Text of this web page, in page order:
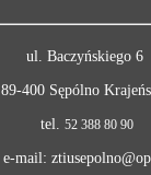
ul. Baczyńskiego 6
89-400 Sępólno
tel.52 388 80 90
e-mail: